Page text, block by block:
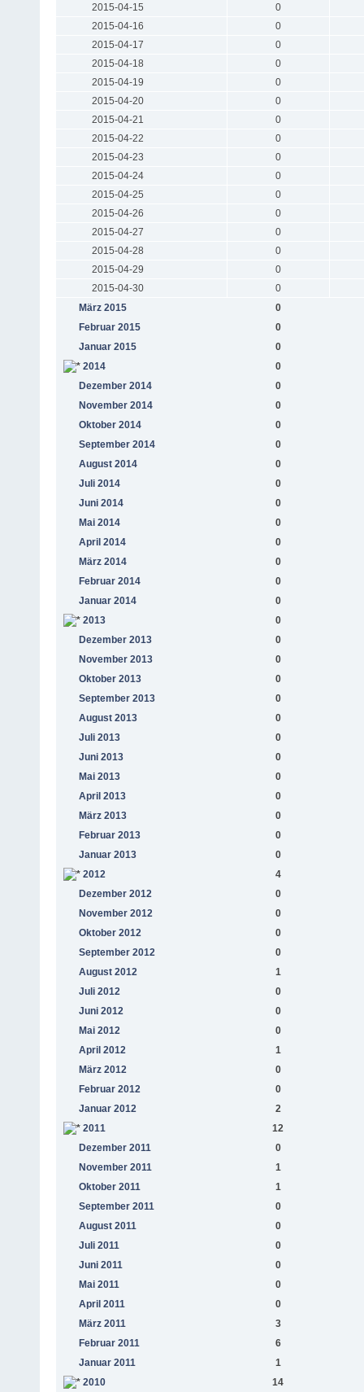
2015-04-15
0
2015-04-16
0
2015-04-17
0
2015-04-18
0
2015-04-19
0
2015-04-20
0
2015-04-21
0
2015-04-22
0
2015-04-23
0
2015-04-24
0
2015-04-25
0
2015-04-26
0
2015-04-27
0
2015-04-28
0
2015-04-29
0
2015-04-30
0
März 2015
0
Februar 2015
0
Januar 2015
0
2014
0
Dezember 2014
0
November 2014
0
Oktober 2014
0
September 2014
0
August 2014
0
Juli 2014
0
Juni 2014
0
Mai 2014
0
April 2014
0
März 2014
0
Februar 2014
0
Januar 2014
0
2013
0
Dezember 2013
0
November 2013
0
Oktober 2013
0
September 2013
0
August 2013
0
Juli 2013
0
Juni 2013
0
Mai 2013
0
April 2013
0
März 2013
0
Februar 2013
0
Januar 2013
0
2012
4
Dezember 2012
0
November 2012
0
Oktober 2012
0
September 2012
0
August 2012
1
Juli 2012
0
Juni 2012
0
Mai 2012
0
April 2012
1
März 2012
0
Februar 2012
0
Januar 2012
2
2011
12
Dezember 2011
0
November 2011
1
Oktober 2011
1
September 2011
0
August 2011
0
Juli 2011
0
Juni 2011
0
Mai 2011
0
April 2011
0
März 2011
3
Februar 2011
6
Januar 2011
1
2010
14